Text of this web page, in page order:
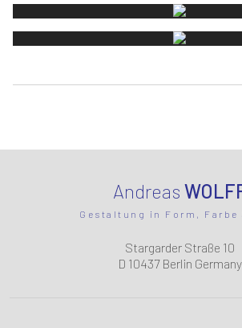
Andreas
Gestaltung in Form, Farbe
Stargarder Straße 10
D 10437 Berlin Germany